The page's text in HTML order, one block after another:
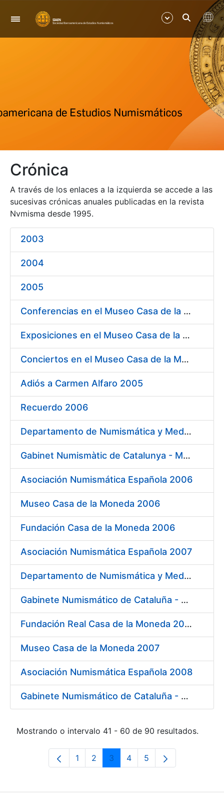
Navegación
Mostrar/Ocultar
Mostrar/Ocultar
Mostrar/Ocultar
Crónica
A través de los enlaces a la izquierda se accede a las
sucesivas crónicas anuales publicadas en la revista
Nvmisma desde 1995.
2003
2004
2005
Conferencias en el Museo Casa de la Moneda 2005
Exposiciones en el Museo Casa de la Moneda 2005
Conciertos en el Museo Casa de la Moneda 2005
Adiós a Carmen Alfaro 2005
Recuerdo 2006
Departamento de Numismática y Medallística Museo Arqueológico Nacional 2006
Gabinet Numismàtic de Catalunya - MNAC 2006
Asociación Numismática Española 2006
Museo Casa de la Moneda 2006
Fundación Casa de la Moneda 2006
Asociación Numismática Española 2007
Departamento de Numismática y Medallística - Museo Arqueológico Nacional 2007
Gabinete Numismático de Cataluña - Museo Nacional de Arte de Cataluña 2007
Fundación Real Casa de la Moneda 2007
Museo Casa de la Moneda 2007
Asociación Numismática Española 2008
Gabinete Numismático de Cataluña - Museo Nacional de Arte de Cataluña 2008
Mostrando o intervalo 41 - 60 de 90 resultados.
Páxina
1 Páxina
2 Páxina
3 Páxina
4 Páxina
5